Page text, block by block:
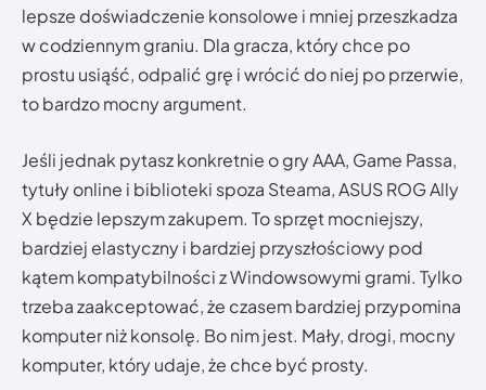
lepsze doświadczenie konsolowe i mniej przeszkadza
w codziennym graniu. Dla gracza, który chce po
prostu usiąść, odpalić grę i wrócić do niej po przerwie,
to bardzo mocny argument.
Jeśli jednak pytasz konkretnie o gry AAA, Game Passa,
tytuły online i biblioteki spoza Steama, ASUS ROG Ally
X będzie lepszym zakupem. To sprzęt mocniejszy,
bardziej elastyczny i bardziej przyszłościowy pod
kątem kompatybilności z Windowsowymi grami. Tylko
trzeba zaakceptować, że czasem bardziej przypomina
komputer niż konsolę. Bo nim jest. Mały, drogi, mocny
komputer, który udaje, że chce być prosty.